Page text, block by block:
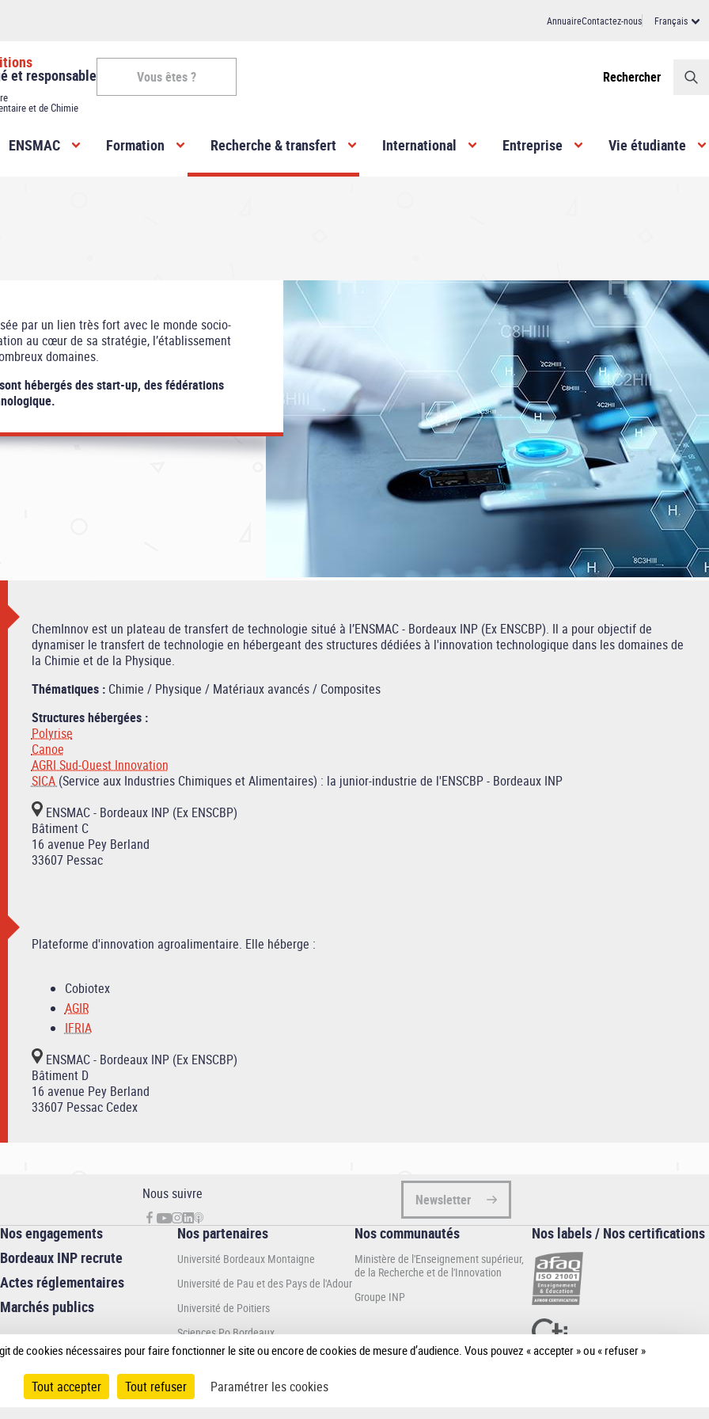
AnnuaireContactez-nous Français
et responsable
et de Chimie
Vous êtes ?
êtes
Rechercher
ENSMAC Formation Recherche & transfert International Entreprise Vie étudiante
par un lien très fort avec le monde socio-
au cœur de sa stratégie, l’établissement
domaines.
hébergés des start-up, des fédérations
ChemInnov est un plateau de transfert de technologie situé à l’ENSMAC - Bordeaux INP (Ex ENSCBP). Il a pour objectif de
dynamiser le transfert de technologie en hébergeant des structures dédiées à l'innovation technologique dans les domaines de
la Chimie et de la Physique.
Thématiques : Chimie / Physique / Matériaux avancés / Composites
Structures hébergées :
Polyrise
Canoe
AGRI Sud-Ouest Innovation
SICA (Service aux Industries Chimiques et Alimentaires) : la junior-industrie de l'ENSCBP - Bordeaux INP
ENSMAC - Bordeaux INP (Ex ENSCBP)
Bâtiment C
16 avenue Pey Berland
33607 Pessac
Plateforme d'innovation agroalimentaire. Elle héberge :
Cobiotex
AGIR
IFRIA
ENSMAC - Bordeaux INP (Ex ENSCBP)
Bâtiment D
16 avenue Pey Berland
33607 Pessac Cedex
Nous suivre Newsletter
Nos engagements
Bordeaux INP recrute
Actes réglementaires
Marchés publics
Nos partenaires
Université Bordeaux Montaigne
Université de Pau et des Pays de l'Adour
Université de Poitiers
Sciences Po Bordeaux
Bordeaux sciences Agro
En association avec :
Nos communautés
Ministère de l'Enseignement supérieur,
de la Recherche et de l'Innovation
Groupe INP
Nos labels / Nos certifications
de cookies nécessaires pour faire fonctionner le site ou encore de cookies de mesure d’audience. Vous pouvez « accepter » ou « refuser »
Tout accepter Tout refuser Paramétrer les cookies